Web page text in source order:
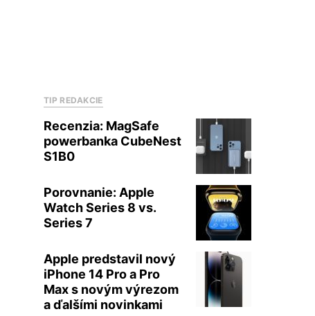
TIP REDAKCIE
Recenzia: MagSafe
powerbanka CubeNest
S1B0
Porovnanie: Apple
Watch Series 8 vs.
Series 7
Apple predstavil nový
iPhone 14 Pro a Pro
Max s novým výrezom
a ďalšími novinkami